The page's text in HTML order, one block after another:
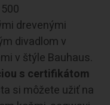
drevenými
divadlom v
v štýle Bauhaus.
s certifikátom
si môžete užiť na